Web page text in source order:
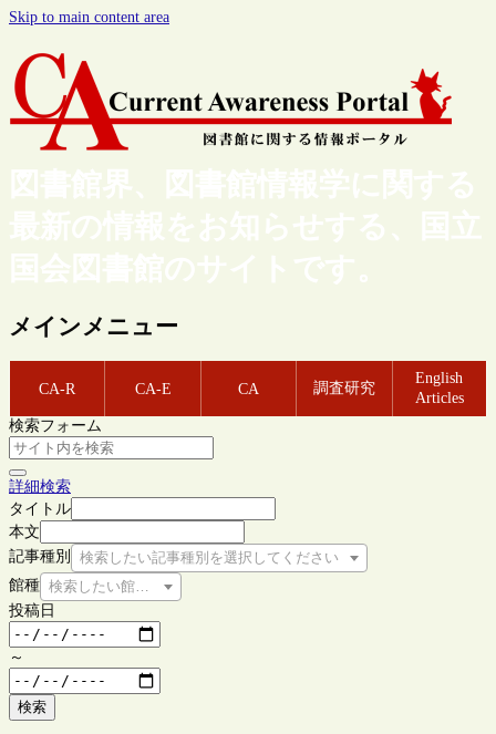
Skip to main content area
図書館界、図書館情報学に関する
最新の情報をお知らせする、国立
国会図書館のサイトです。
メインメニュー
CA-R CA-E CA 調査研究
English
Articles
検索フォーム
詳細検索
タイトル
本文
記事種別
検索したい記事種別を選択してください
館種 検索したい館種を選択してください
投稿日
～
検索